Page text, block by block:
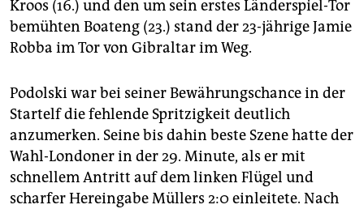
Kroos (16.) und den um sein erstes Länderspiel-Tor
bemühten Boateng (23.) stand der 23-jährige Jamie
Robba im Tor von Gibraltar im Weg.
Podolski war bei seiner Bewährungschance in der
Startelf die fehlende Spritzigkeit deutlich
anzumerken. Seine bis dahin beste Szene hatte der
Wahl-Londoner in der 29. Minute, als er mit
schnellem Antritt auf dem linken Flügel und
scharfer Hereingabe Müllers 2:0 einleitete. Nach